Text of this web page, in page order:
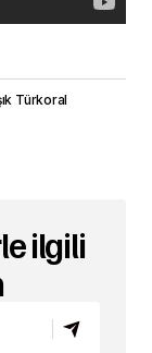
Türkoral
ilgili